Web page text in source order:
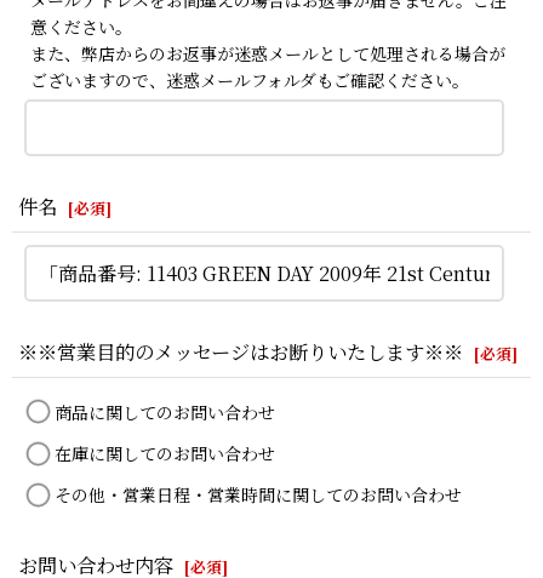
意ください。
また、弊店からのお返事が迷惑メールとして処理される場合が
ございますので、迷惑メールフォルダもご確認ください。
件名 [必須]
※※営業目的のメッセージはお断りいたします※※ [必須]
商品に関してのお問い合わせ
在庫に関してのお問い合わせ
その他・営業日程・営業時間に関してのお問い合わせ
お問い合わせ内容 [必須]